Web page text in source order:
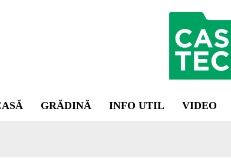
GRĂDINĂ INFO UTIL VIDEO